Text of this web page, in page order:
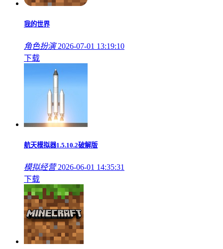
我的世界
角色扮演 2026-07-01 13:19:10
下载
航天模拟器1.5.10.2破解版
模拟经营 2026-06-01 14:35:31
下载